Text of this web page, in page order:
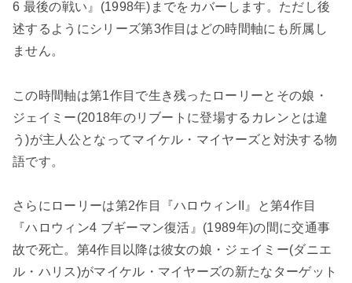
6 最後の戦い』(1998年)までをカバーします。ただし後
述するようにシリーズ第3作目はどの時間軸にも所属し
ません。
この時間軸は第1作目で生き残ったローリーとその娘・
ジェイミー(2018年のリブートに登場するカレンとは違
う)が主人公となってマイケル・マイヤーズと対決する物
語です。
さらにローリーは第2作目『ハロウィンII』と第4作目
『ハロウィン4 ブギーマン復活』(1989年)の間に交通事
故で死亡。第4作目以降は彼女の娘・ジェイミー(ダニエ
ル・ハリス)がマイケル・マイヤーズの新たなターゲット